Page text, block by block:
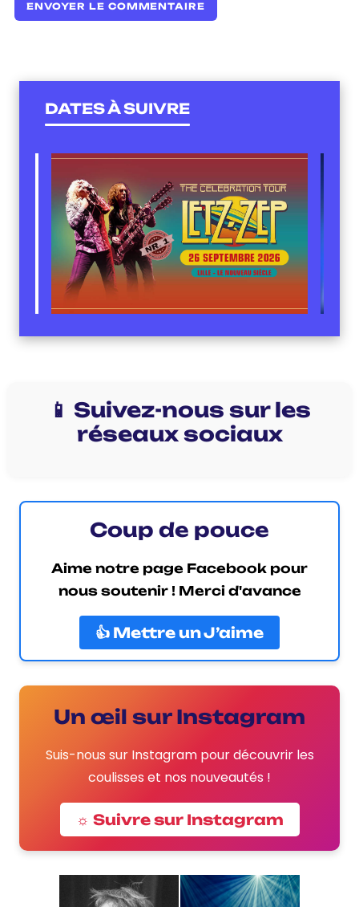
DATES À SUIVRE
📱 Suivez-nous sur les
réseaux sociaux
Coup de pouce
Aime notre page Facebook pour
nous soutenir ! Merci d'avance
👍 Mettre un J’aime
Un œil sur Instagram
Suis-nous sur Instagram pour découvrir les
coulisses et nos nouveautés !
☼ Suivre sur Instagram